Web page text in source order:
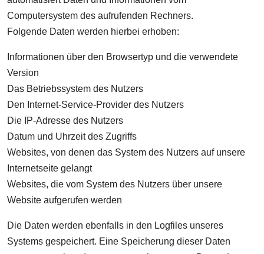
Computersystem des aufrufenden Rechners.
Folgende Daten werden hierbei erhoben:
Informationen über den Browsertyp und die verwendete
Version
Das Betriebssystem des Nutzers
Den Internet-Service-Provider des Nutzers
Die IP-Adresse des Nutzers
Datum und Uhrzeit des Zugriffs
Websites, von denen das System des Nutzers auf unsere
Internetseite gelangt
Websites, die vom System des Nutzers über unsere
Website aufgerufen werden
Die Daten werden ebenfalls in den Logfiles unseres
Systems gespeichert. Eine Speicherung dieser Daten